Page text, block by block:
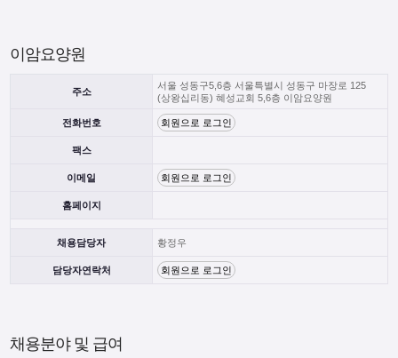
이암요양원
주소
서울 성동구5,6층 서울특별시 성동구 마장로 125
(상왕십리동) 혜성교회 5,6층 이암요양원
전화번호 회원으로 로그인
팩스
이메일 회원으로 로그인
홈페이지
채용담당자 황정우
담당자연락처 회원으로 로그인
채용분야 및 급여